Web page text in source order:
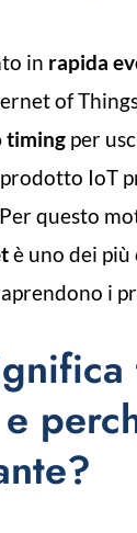
in rapida
of
timing per
IoT
questo
è uno dei
i